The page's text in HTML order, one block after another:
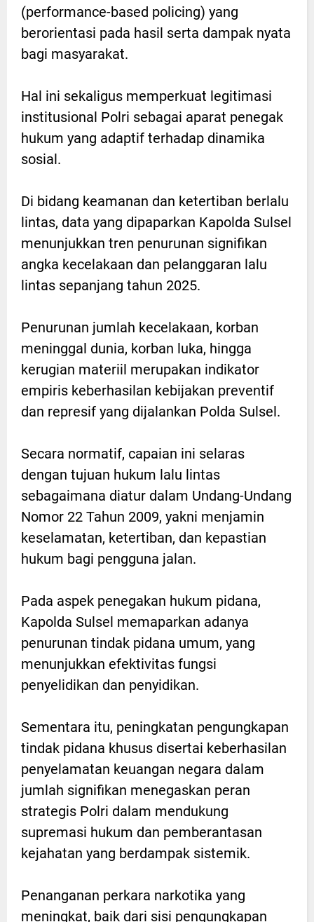
(performance-based policing) yang
berorientasi pada hasil serta dampak nyata
bagi masyarakat.
Hal ini sekaligus memperkuat legitimasi
institusional Polri sebagai aparat penegak
hukum yang adaptif terhadap dinamika
sosial.
Di bidang keamanan dan ketertiban berlalu
lintas, data yang dipaparkan Kapolda Sulsel
menunjukkan tren penurunan signifikan
angka kecelakaan dan pelanggaran lalu
lintas sepanjang tahun 2025.
Penurunan jumlah kecelakaan, korban
meninggal dunia, korban luka, hingga
kerugian materiil merupakan indikator
empiris keberhasilan kebijakan preventif
dan represif yang dijalankan Polda Sulsel.
Secara normatif, capaian ini selaras
dengan tujuan hukum lalu lintas
sebagaimana diatur dalam Undang-Undang
Nomor 22 Tahun 2009, yakni menjamin
keselamatan, ketertiban, dan kepastian
hukum bagi pengguna jalan.
Pada aspek penegakan hukum pidana,
Kapolda Sulsel memaparkan adanya
penurunan tindak pidana umum, yang
menunjukkan efektivitas fungsi
penyelidikan dan penyidikan.
Sementara itu, peningkatan pengungkapan
tindak pidana khusus disertai keberhasilan
penyelamatan keuangan negara dalam
jumlah signifikan menegaskan peran
strategis Polri dalam mendukung
supremasi hukum dan pemberantasan
kejahatan yang berdampak sistemik.
Penanganan perkara narkotika yang
meningkat, baik dari sisi pengungkapan